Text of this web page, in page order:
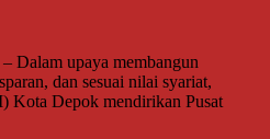
upaya membangun
dan sesuai nilai syariat,
Kota Depok mendirikan Pusat